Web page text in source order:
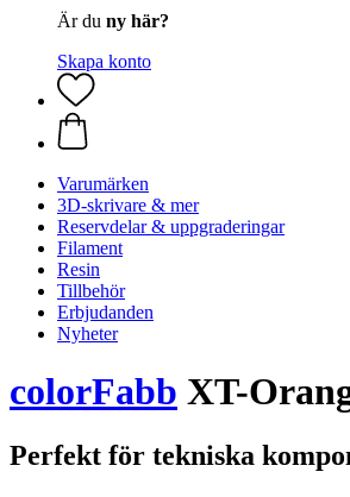
Är du ny här?
Skapa konto
Varumärken
3D-skrivare & mer
Reservdelar & uppgraderingar
Filament
Resin
Tillbehör
Erbjudanden
Nyheter
colorFabb XT-
Perfekt för tekniska